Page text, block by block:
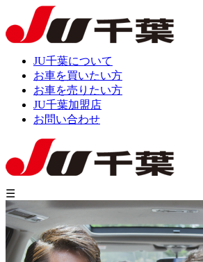
JU千葉について
お車を買いたい方
お車を売りたい方
JU千葉加盟店
お問い合わせ
☰